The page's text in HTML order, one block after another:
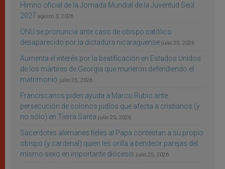
Himno oficial de la Jornada Mundial de la Juventud Seúl
2027 agosto 3, 2026
ONU se pronuncia ante caso de obispo católico
desaparecido por la dictadura nicaragüense julio 25, 2026
Aumenta el interés por la beatificación en Estados Unidos
de los mártires de Georgia que murieron defendiendo el
matrimonio julio 25, 2026
Franciscanos piden ayuda a Marco Rubio ante
persecución de colonos judíos que afecta a cristianos (y
no sólo) en Tierra Santa julio 25, 2026
Sacerdotes alemanes fieles al Papa contestan a su propio
obispo (y cardenal) quien les orilla a bendecir parejas del
mismo sexo en importante diócesis julio 25, 2026